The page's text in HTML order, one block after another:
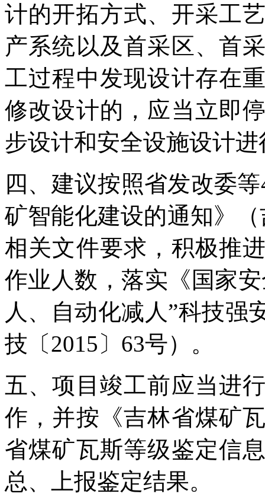
计的开拓方式、开采工
产系统以及首采区、首
工过程中发现设计存在
修改设计的，应当立即
步设计和安全设施设计
四、建议按照省发改委
矿智能化建设的通知》
相关文件要求，积极推
作业人数，落实《国家
人、自动化减人”科技强
技〔2015〕63号）。
五、项目竣工前应当进
作，并按《吉林省煤矿
省煤矿瓦斯等级鉴定信
总、上报鉴定结果。